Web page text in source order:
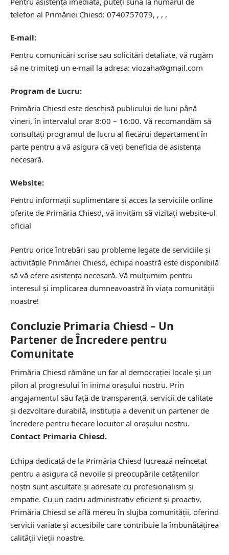
telefon al Primăriei Chiesd: 0740757079, , , ,
E-mail:
Pentru comunicări scrise sau solicitări detaliate, vă rugăm
să ne trimiteți un e-mail la adresa: viozaha@gmail.com
Program de Lucru:
Primăria Chiesd este deschisă publicului de luni până
vineri, în intervalul orar 8:00 – 16:00. Vă recomandăm să
consultați programul de lucru al fiecărui departament în
parte pentru a vă asigura că veți beneficia de asistența
necesară.
Website:
Pentru informații suplimentare și acces la serviciile online
oferite de Primăria Chiesd, vă invităm să vizitați website-ul
oficial
Pentru orice întrebări sau probleme legate de serviciile și
activitățile Primăriei Chiesd, echipa noastră este disponibilă
să vă ofere asistența necesară. Vă mulțumim pentru
interesul și implicarea dumneavoastră în viața comunității
noastre!
Concluzie Primaria Chiesd – Un
Partener de Încredere pentru
Comunitate
Primăria Chiesd rămâne un far al democrației locale și un
pilon al progresului în inima orașului nostru. Prin
angajamentul său față de transparență, servicii de calitate
și dezvoltare durabilă, instituția a devenit un partener de
încredere pentru fiecare locuitor al orașului nostru.
Contact Primaria Chiesd.
Echipa dedicată de la Primăria Chiesd lucrează neîncetat
pentru a asigura că nevoile și preocupările cetățenilor
noștri sunt ascultate și adresate cu profesionalism și
empatie. Cu un cadru administrativ eficient și proactiv,
Primăria Chiesd se află mereu în slujba comunității, oferind
servicii variate și accesibile care contribuie la îmbunătățirea
calității vieții noastre.